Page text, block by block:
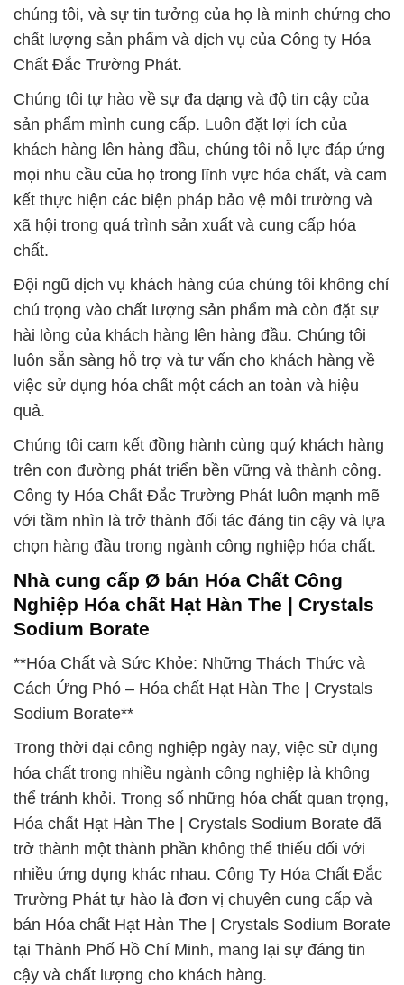
chúng tôi, và sự tin tưởng của họ là minh chứng cho
chất lượng sản phẩm và dịch vụ của Công ty Hóa
Chất Đắc Trường Phát.
Chúng tôi tự hào về sự đa dạng và độ tin cậy của
sản phẩm mình cung cấp. Luôn đặt lợi ích của
khách hàng lên hàng đầu, chúng tôi nỗ lực đáp ứng
mọi nhu cầu của họ trong lĩnh vực hóa chất, và cam
kết thực hiện các biện pháp bảo vệ môi trường và
xã hội trong quá trình sản xuất và cung cấp hóa
chất.
Đội ngũ dịch vụ khách hàng của chúng tôi không chỉ
chú trọng vào chất lượng sản phẩm mà còn đặt sự
hài lòng của khách hàng lên hàng đầu. Chúng tôi
luôn sẵn sàng hỗ trợ và tư vấn cho khách hàng về
việc sử dụng hóa chất một cách an toàn và hiệu
quả.
Chúng tôi cam kết đồng hành cùng quý khách hàng
trên con đường phát triển bền vững và thành công.
Công ty Hóa Chất Đắc Trường Phát luôn mạnh mẽ
với tầm nhìn là trở thành đối tác đáng tin cậy và lựa
chọn hàng đầu trong ngành công nghiệp hóa chất.
Nhà cung cấp Ø bán Hóa Chất Công
Nghiệp Hóa chất Hạt Hàn The | Crystals
Sodium Borate
**Hóa Chất và Sức Khỏe: Những Thách Thức và
Cách Ứng Phó – Hóa chất Hạt Hàn The | Crystals
Sodium Borate**
Trong thời đại công nghiệp ngày nay, việc sử dụng
hóa chất trong nhiều ngành công nghiệp là không
thể tránh khỏi. Trong số những hóa chất quan trọng,
Hóa chất Hạt Hàn The | Crystals Sodium Borate đã
trở thành một thành phần không thể thiếu đối với
nhiều ứng dụng khác nhau. Công Ty Hóa Chất Đắc
Trường Phát tự hào là đơn vị chuyên cung cấp và
bán Hóa chất Hạt Hàn The | Crystals Sodium Borate
tại Thành Phố Hồ Chí Minh, mang lại sự đáng tin
cậy và chất lượng cho khách hàng.